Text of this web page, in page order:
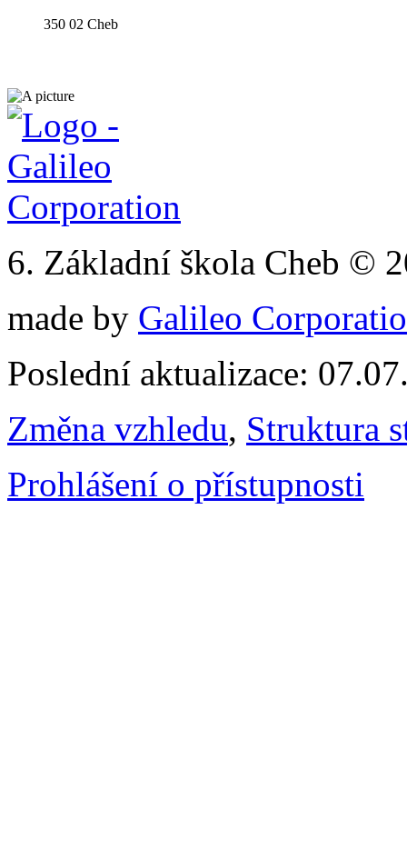
350 02 Cheb
6. Základní škola Cheb ©
made by Galileo
Poslední aktualizace:
Změna vzhledu, Struktura
Prohlášení o přístupnosti